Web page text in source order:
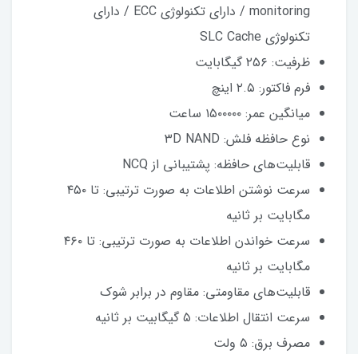
monitoring / دارای تکنولوژی ECC / دارای
تکنولوژی SLC Cache
ظرفیت: ۲۵۶ گیگابایت
فرم فاکتور: ۲.۵ اینچ
میانگین عمر: ۱۵۰۰۰۰۰ ساعت
نوع حافظه فلش: ۳D NAND
قابلیت‌های حافظه: پشتیبانی از NCQ
سرعت نوشتن اطلاعات به صورت ترتیبی: تا ۴۵۰
مگابایت بر ثانیه
سرعت خواندن اطلاعات به صورت ترتیبی: تا ۴۶۰
مگابایت بر ثانیه
قابلیت‌های مقاومتی: مقاوم در برابر شوک
سرعت انتقال اطلاعات: ۵ گیگابیت بر ثانیه
مصرف برق: ۵ ولت